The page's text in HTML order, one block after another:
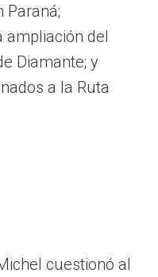
Paraná;
ampliación del
Diamante; y
a la Ruta
cuestionó al